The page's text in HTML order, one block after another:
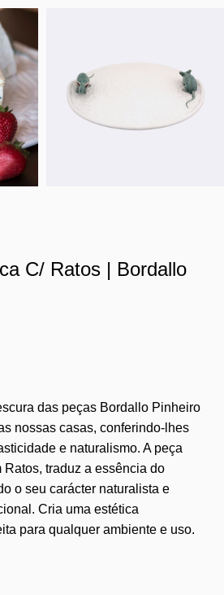
C/ Ratos | Bordallo
das peças Bordallo Pinheiro
nossas casas, conferindo-lhes
e naturalismo. A peça
traduz a essência do
o seu carácter naturalista e
Cria uma estética
para qualquer ambiente e uso.